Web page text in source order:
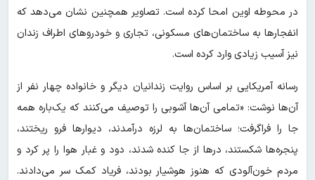
در محوطه اوین امحا کرده است. تصاویر همچنین نشان می‌دهد که
انفجارها به ساختمان‌های مسکونی، تجاری و خودروهای اطراف زندان
نیز آسیب زیادی وارد کرده است.
رسانه آمریکایی بر اساس روایت زندانیان دیگر و خانواده چهار نفر از
آن‌ها نوشت: «تمامی آن‌ها آشوبی را توصیف می‌کنند که یک‌باره همه
جا را فراگرفت؛ ساختمان‌ها به لرزه درآمدند، دیوارها فرو ریختند،
پنجره‌ها شکستند، درها از جا کنده شدند، دود و غبار هوا را پر کرد و
مردم خون‌آلودی که هنوز هوشیار بودند، فریاد کمک سر می‌دادند.